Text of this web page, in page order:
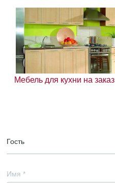
Мебель для кухни на заказ
Гость
Имя *